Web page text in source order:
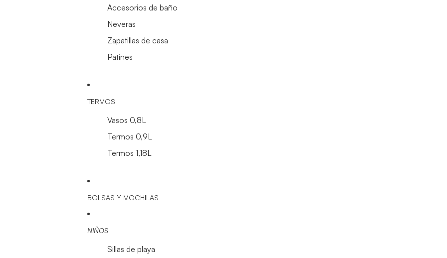
Accesorios de baño
Neveras
Zapatillas de casa
Patines
TERMOS
Vasos 0,8L
Termos 0,9L
Termos 1,18L
BOLSAS Y MOCHILAS
NIÑOS
Sillas de playa